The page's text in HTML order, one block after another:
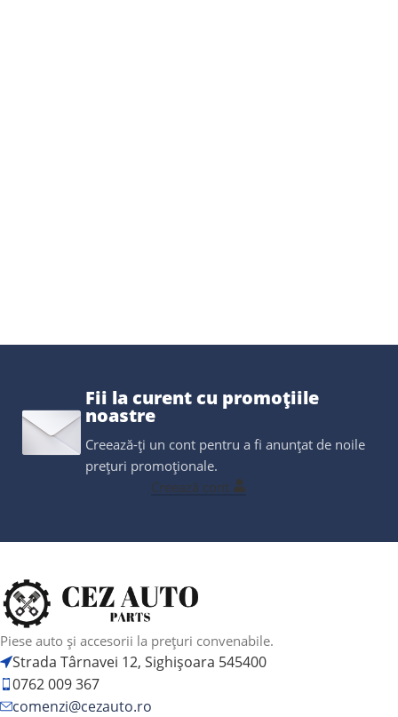
Fii la curent cu promoțiile
noastre
Creează-ți un cont pentru a fi anunțat de noile
prețuri promoționale.
Creează cont
Piese auto și accesorii la prețuri convenabile.
Strada Târnavei 12, Sighișoara 545400
0762 009 367
comenzi@cezauto.ro